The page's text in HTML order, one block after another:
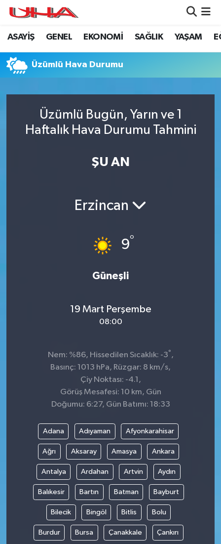
ASAYİŞ GENEL EKONOMİ SAĞLIK YAŞAM
Üzümlü Hava Durumu
Üzümlü Bugün, Yarın ve 1
Haftalık Hava Durumu Tahmini
ŞU AN
Erzincan
9°
Güneşli
19 Mart Perşembe
08:00
Nem: %86, Hissedilen Sıcaklık: -3° ,
Basınç: 1013 hPa, Rüzgar: 8 km/s,
Çiy Noktası: -4.1,
Görüş Mesafesi: 10 km, Gün
Doğumu: 6:27, Gün Batımı: 18:33
Adana Adıyaman Afyonkarahisar
Ağrı Aksaray Amasya Ankara
Antalya Ardahan Artvin Aydın
Balıkesir Bartın Batman Bayburt
Bilecik Bingöl Bitlis Bolu
Burdur Bursa Çanakkale Çankırı
ASAYİŞ
GÜNDEM
YAŞAM
BİLİM VE TEKNOLOJİ
KÜLTÜR-SANAT
Magazin
POLİTİKA
SİYASET
SPOR
TEKNOLOJİ
VEFATLAR
Nöbetçi Eczaneler
Hava Durumu
Trafik Durumu